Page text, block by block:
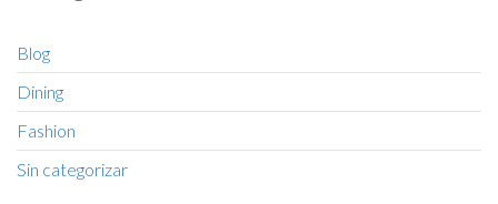
Blog
Dining
Fashion
Sin categorizar